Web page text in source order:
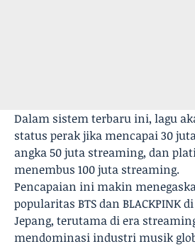
Dalam sistem terbaru ini, lagu
status perak jika mencapai 30
angka 50 juta streaming, dan
menembus 100 juta streaming.
Pencapaian ini makin
popularitas BTS dan BLACKPINK
Jepang, terutama di era
mendominasi industri musik